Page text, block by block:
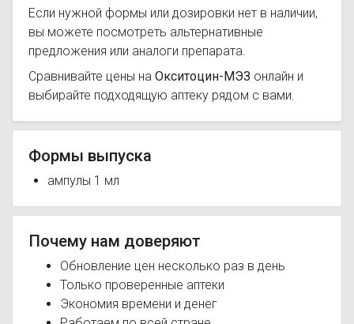
Если нужной формы или дозировки нет в наличии,
вы можете посмотреть альтернативные
предложения или аналоги препарата.
Сравнивайте цены на Окситоцин-МЭЗ онлайн и
выбирайте подходящую аптеку рядом с вами.
Формы выпуска
ампулы 1 мл
Почему нам доверяют
Обновление цен несколько раз в день
Только проверенные аптеки
Экономия времени и денег